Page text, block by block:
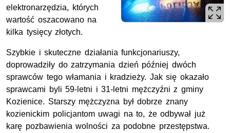
elektronarzędzia, których
wartość oszacowano na
kilka tysięcy złotych.
Szybkie i skuteczne działania funkcjonariuszy,
doprowadziły do zatrzymania dzień później dwóch
sprawców tego włamania i kradzieży. Jak się okazało
sprawcami byli 59-letni i 31-letni mężczyźni z gminy
Kozienice. Starszy mężczyzna był dobrze znany
kozienickim policjantom uwagi na to, że odbywał już
karę pozbawienia wolności za podobne przestępstwa.